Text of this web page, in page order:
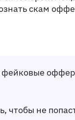
скам
фейковые
чтобы не